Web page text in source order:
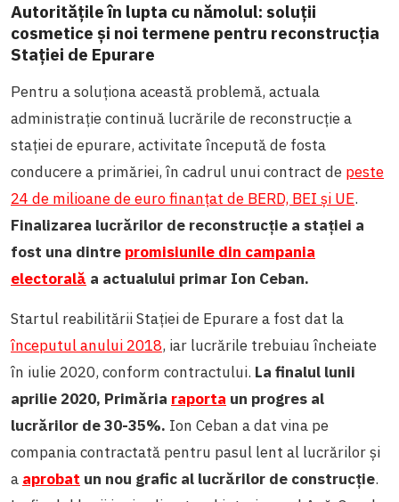
Autoritățile în lupta cu nămolul: soluții
cosmetice și noi termene pentru reconstrucția
Stației de Epurare
Pentru a soluționa această problemă, actuala
administrație continuă lucrările de reconstrucție a
stației de epurare, activitate începută de fosta
conducere a primăriei, în cadrul unui contract de peste
24 de milioane de euro finanțat de BERD, BEI și UE.
Finalizarea lucrărilor de reconstrucție a stației a
fost una dintre promisiunile din campania
electorală a actualului primar Ion Ceban.
Startul reabilitării Stației de Epurare a fost dat la
începutul anului 2018, iar lucrările trebuiau încheiate
în iulie 2020, conform contractului. La finalul lunii
aprilie 2020, Primăria raporta un progres al
lucrărilor de 30-35%. Ion Ceban a dat vina pe
compania contractată pentru pasul lent al lucrărilor și
a aprobat un nou grafic al lucrărilor de construcție.